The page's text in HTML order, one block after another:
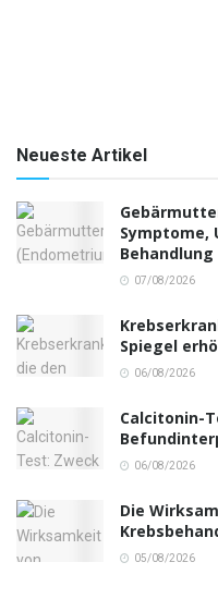
Neueste Artikel
Symptome,
Behandlung
07/08/2026
Spiegel
06/08/2026
Calcitonin-
06/08/2026
Die
05/08/2026